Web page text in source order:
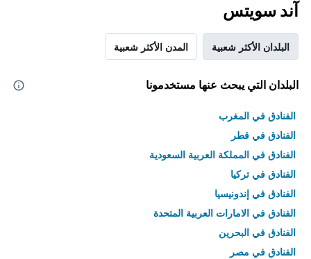
آند سويتس
البلدان الأكثر شعبية المدن الأكثر شعبية
البلدان التي يبحث عنها مستخدمونا
الفنادق في المغرب
الفنادق في قطر
الفنادق في المملكة العربية السعودية
الفنادق في تركيا
الفنادق في إندونيسيا
الفنادق في الامارات العربية المتحدة
الفنادق في البحرين
الفنادق في مصر